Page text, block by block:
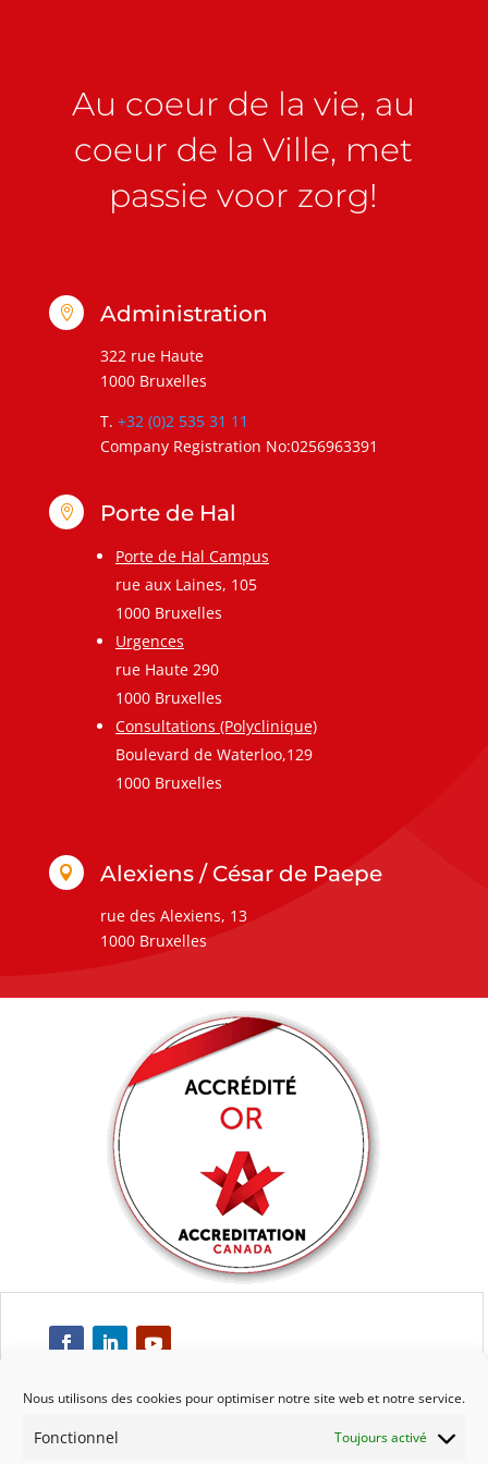
Nous utilisons des cookies pour optimiser notre site web et notre service.
Fonctionnel Toujours activé
Au coeur de la vie, au
coeur de la Ville, met
passie voor zorg!
 Administration
322 rue Haute
1000 Bruxelles
T. +32 (0)2 535 31 11
Company Registration No:0256963391
 Porte de Hal
Porte de Hal Campus
rue aux Laines, 105
1000 Bruxelles
Urgences
rue Haute 290
1000 Bruxelles
Consultations (Polyclinique)
Boulevard de Waterloo,129
1000 Bruxelles
 Alexiens / César de Paepe
rue des Alexiens, 13
1000 Bruxelles
Respect